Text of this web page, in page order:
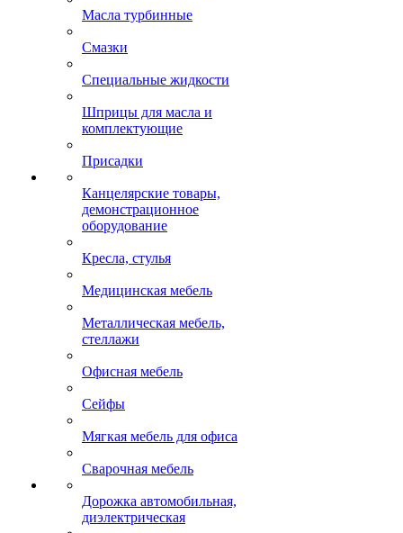
Масла турбинные
Смазки
Специальные жидкости
Шприцы для масла и
комплектующие
Присадки
Канцелярские товары,
демонстрационное
оборудование
Кресла, стулья
Медицинская мебель
Металлическая мебель,
стеллажи
Офисная мебель
Сейфы
Мягкая мебель для офиса
Сварочная мебель
Дорожка автомобильная,
диэлектрическая